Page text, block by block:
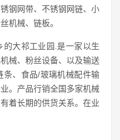
钢网带、不锈钢网链、小
机械、链板。
的大祁工业园.是一家以生
械、粉丝设备、以及输送
条、食品/玻璃机械配件输
。产品行销全国多家机械
着长期的供货关系。在业